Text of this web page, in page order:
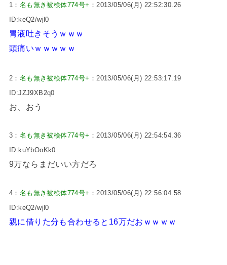
1： 名も無き被検体774号+ ：2013/05/06(月) 22:52:30.26
ID:keQ2/wjl0
胃液吐きそうｗｗｗ
頭痛いｗｗｗｗｗ
2： 名も無き被検体774号+ ：2013/05/06(月) 22:53:17.19
ID:JZJ9XB2q0
お、おう
3： 名も無き被検体774号+ ：2013/05/06(月) 22:54:54.36
ID:kuYbOoKk0
9万ならまだいい方だろ
4： 名も無き被検体774号+ ：2013/05/06(月) 22:56:04.58
ID:keQ2/wjl0
親に借りた分も合わせると16万だおｗｗｗｗ